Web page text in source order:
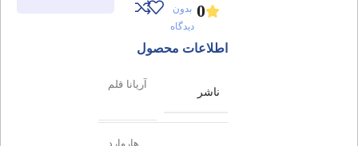
0 بدون
دیدگاه
اطلاعات محصول
ناشر
آریانا قلم
هاروارد